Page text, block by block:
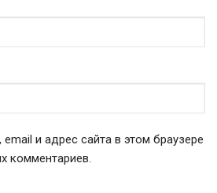
и адрес сайта в этом браузере
комментариев.